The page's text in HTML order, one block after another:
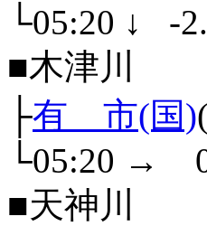
└05:20 ↓
-
■木津川
├有 市(国)
└05:20 →
■天神川